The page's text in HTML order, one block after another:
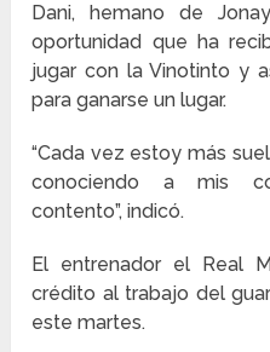
Dani, hemano de
oportunidad que ha
jugar con la Vinotinto y
para ganarse un lugar.
“Cada vez estoy más
conociendo a mis
contento”, indicó.
El entrenador el Real
crédito al trabajo del
este martes.